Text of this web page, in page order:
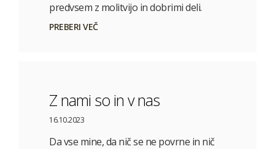
predvsem z molitvijo in dobrimi deli.
PREBERI VEČ
Z nami so in v nas
16.10.2023
Da vse mine, da nič se ne povrne in nič